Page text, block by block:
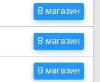
В магазин
В магазин
В магазин